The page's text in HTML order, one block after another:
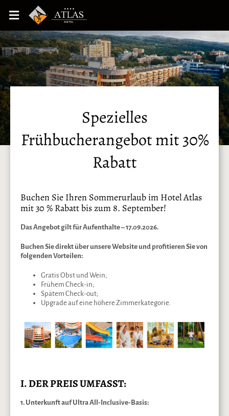
Spezielles
Frühbucherangebot mit 30%
Rabatt
Buchen Sie Ihren Sommerurlaub im Hotel Atlas
mit 30 % Rabatt bis zum 8. September!
Das Angebot gilt für Aufenthalte – 17.09.2026.
Buchen Sie direkt über unsere Website und profitieren Sie von
folgenden Vorteilen:
Gratis Obst und Wein;
Frühem Check-in;
Spätem Check-out;
Upgrade auf eine höhere Zimmerkategorie.
I. DER PREIS UMFASST:
1. Unterkunft auf Ultra All-Inclusive-Basis: